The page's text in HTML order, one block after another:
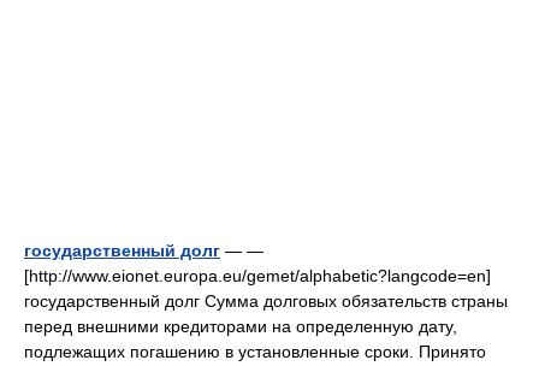
государственный долг — —
[http://www.eionet.europa.eu/gemet/alphabetic?langcode=en]
государственный долг Сумма долговых обязательств страны
перед внешними кредиторами на определенную дату,
подлежащих погашению в установленные сроки. Принято